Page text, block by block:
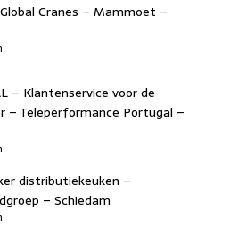
Cranes – Mammoet –
– Klantenservice voor de
– Teleperformance Portugal –
distributiekeuken –
– Schiedam